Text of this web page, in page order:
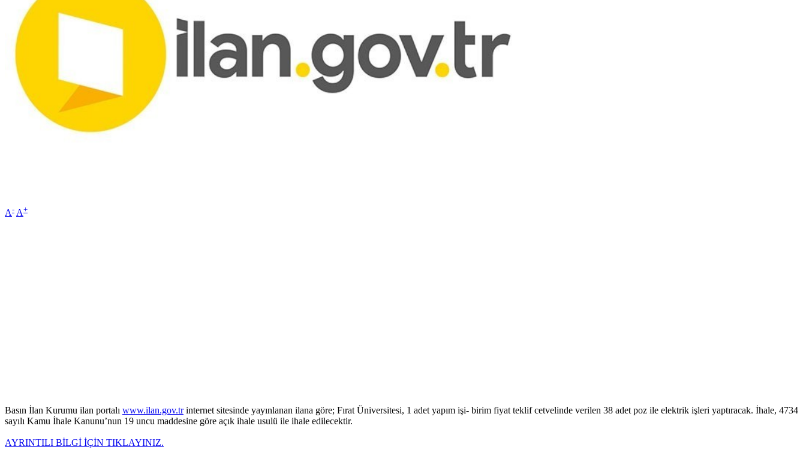
A- A+
Basın İlan Kurumu ilan portalı www.ilan.gov.trinternet sitesinde yayınlanan ilana göre; Fırat Üniversitesi, 1 adet yapım işi- birim fiyat teklif cetvelinde verilen 38 adet poz ile elektrik işleri yaptıracak. İhale, 4734
sayılı Kamu İhale Kanunu’nun 19 uncu maddesine göre açık ihale usulü ile ihale edilecektir.
AYRINTILI BİLGİ İÇİN TIKLAYINIZ.